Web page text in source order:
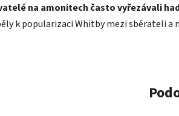
na amonitech často vyřezávali
k popularizaci Whitby mezi sběrateli a